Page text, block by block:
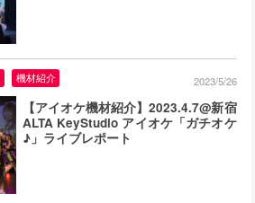
【アイオケ機材紹介】2023.4.7@新宿
ALTA KeyStudio アイオケ「ガチオケ
♪」ライブレポート
機材紹介 2023/5/26